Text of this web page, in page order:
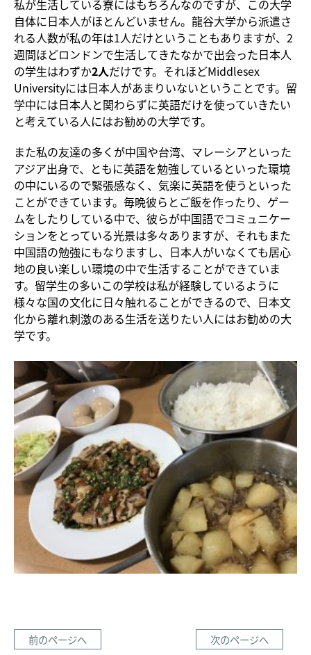
私が生活している寮にはもちろんなのですが、この大学
自体に日本人がほとんどいません。龍谷大学から派遣さ
れる人数が私の年は1人だけということもありますが、2
週間ほどロンドンで生活してきたなかで出会った日本人
の学生はわずか2人だけです。それほどMiddlesex
Universityには日本人があまりいないということです。留
学中には日本人と関わらずに英語だけを使っていきたい
と考えている人にはお勧めの大学です。
また私の友達の多くが中国や台湾、マレーシアといった
アジア出身で、ともに英語を勉強しているといった環境
の中にいるので緊張感なく、気楽に英語を使うといった
ことができています。毎晩彼らとご飯を作ったり、ゲー
ムをしたりしている中で、彼らが中国語でコミュニケー
ションをとっている光景は多々ありますが、それもまた
中国語の勉強にもなりますし、日本人がいなくても居心
地の良い楽しい環境の中で生活することができていま
す。留学生の多いこの学校は私が経験しているように
様々な国の文化に日々触れることができるので、日本文
化から離れ刺激のある生活を送りたい人にはお勧めの大
学です。
前のページへ 次のページへ